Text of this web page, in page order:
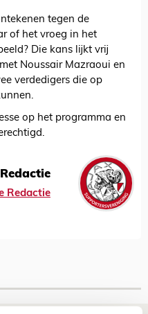
tegen de
of het vroeg in het
Die kans lijkt vrij
Noussair Mazraoui en
verdedigers die op
op het programma en
Redactie
Redactie